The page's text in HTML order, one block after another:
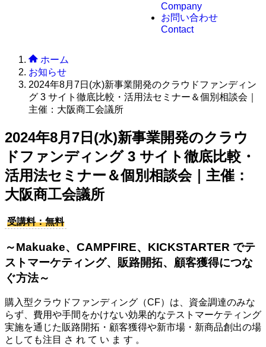
Company
お問い合わせ
Contact
ホーム
お知らせ
2024年8月7日(水)新事業開発のクラウドファンディン
グ 3 サイト徹底比較・活用法セミナー＆個別相談会｜
主催：大阪商工会議所
2024年8月7日(水)新事業開発のクラウ
ドファンディング 3 サイト徹底比較・
活用法セミナー＆個別相談会｜主催：
大阪商工会議所
受講料：無料
～Makuake、CAMPFIRE、KICKSTARTER でテ
ストマーケティング、販路開拓、顧客獲得につな
ぐ方法～
購入型クラウドファンディング（CF）は、資金調達のみな
らず、費用や手間をかけない効果的なテストマーケティング
実施を通じた販路開拓・顧客獲得や新市場・新商品創出の場
としても注目 さ れ て い ま す 。